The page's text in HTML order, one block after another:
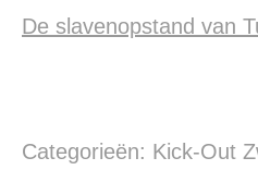
De slavenopstand van
Categorieën: Kick-Out